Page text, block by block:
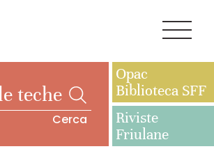
Cerca
Opac
Biblioteca SFF
Riviste
Friulane